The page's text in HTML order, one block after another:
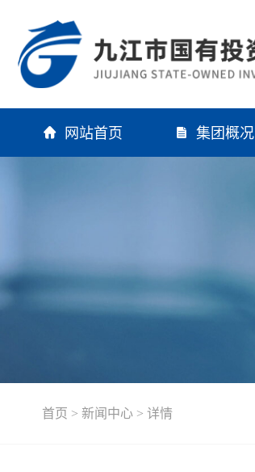
网站首页 集团概况
首页 > 新闻中心 > 详情